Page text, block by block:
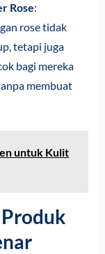
Rose:
rose tidak
tetapi juga
bagi mereka
membuat
untuk Kulit